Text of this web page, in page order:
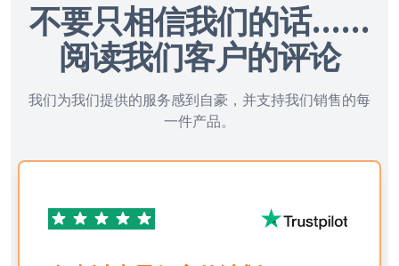
不要只相信我们的话......
阅读我们客户的评论
我们为我们提供的服务感到自豪，并支持我们销售的每
一件产品。